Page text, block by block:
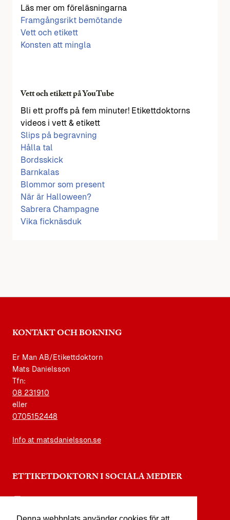
Läs mer om föreläsningarna
Framgångsrikt bemötande
Vett och etikett
Konsten att mingla
Vett och etikett på YouTube
Bli ett proffs på fem minuter! Etikettdoktorns
videos i vett & etikett
Slips på begravning
Hålla tal
Bordsskick
Barnkalas
Blommor som present
När är Halloween?
Sabrera Champagne
Vika ficknäsduk
KONTAKT OCH BOKNING
Er Man AB/Etikettdoktorn
Mats Danielsson
Tfn:
08 231910
eller
0705152448
Info at matsdanielsson.se
ETTIKETDOKTORN I SOCIALA MEDIER